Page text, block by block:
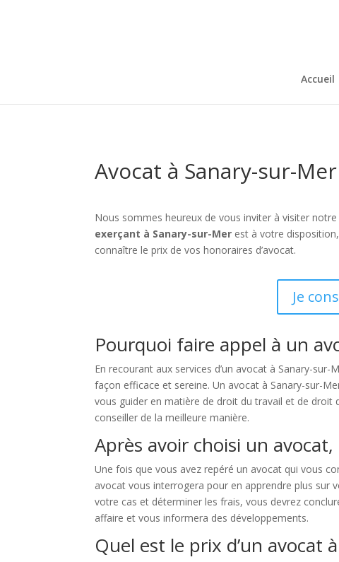
Accueil
Avocat à Sanary-sur-
Nous sommes heureux de vous inviter à visiter
exerçant à Sanary-sur-Mer est à votre
connaître le prix de vos honoraires d’avocat.
Je
Pourquoi faire appel à un
En recourant aux services d’un avocat à Sanary-
façon efficace et sereine. Un avocat à Sanary-sur-
vous guider en matière de droit du travail et de droit
conseiller de la meilleure manière.
Après avoir choisi un
Une fois que vous avez repéré un avocat qui vous
avocat vous interrogera pour en apprendre plus sur
votre cas et déterminer les frais, vous devrez
affaire et vous informera des développements.
Quel est le prix d’un avocat